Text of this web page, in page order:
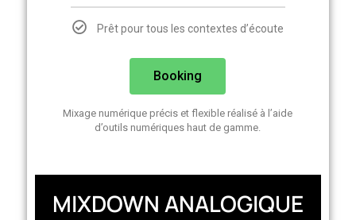
Prêt pour tous les contextes d’écoute
Booking
Mixage numérique précis et flexible réalisé à l’aide
d’outils numériques haut de gamme.
MIXDOWN ANALOGIQUE